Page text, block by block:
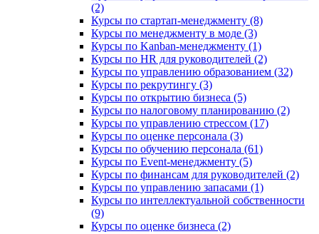
(2)
Курсы по стартап-менеджменту (8)
Курсы по менеджменту в моде (3)
Курсы по Kanban-менеджменту (1)
Курсы по HR для руководителей (2)
Курсы по управлению образованием (32)
Курсы по рекрутингу (3)
Курсы по открытию бизнеса (5)
Курсы по налоговому планированию (2)
Курсы по управлению стрессом (17)
Курсы по оценке персонала (3)
Курсы по обучению персонала (61)
Курсы по Event-менеджменту (5)
Курсы по финансам для руководителей (2)
Курсы по управлению запасами (1)
Курсы по интеллектуальной собственности
(9)
Курсы по оценке бизнеса (2)